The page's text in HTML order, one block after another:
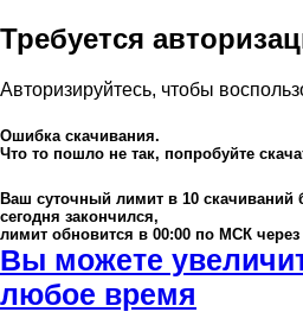
Требуется
Авторизируйтесь, чтобы
Ошибка скачивания.
Что то пошло не так, попробуйте
Ваш суточный лимит в 10 скачиваний
сегодня закончился,
лимит обновится в 00:00 по МСК через
Вы можете
любое время